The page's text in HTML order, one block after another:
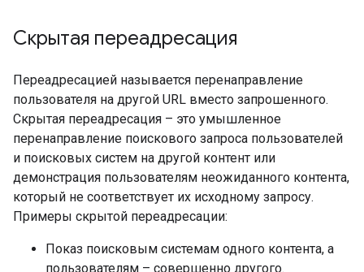
Скрытая переадресация
Переадресацией называется перенаправление
пользователя на другой URL вместо запрошенного.
Скрытая переадресация – это умышленное
перенаправление поискового запроса пользователей
и поисковых систем на другой контент или
демонстрация пользователям неожиданного контента,
который не соответствует их исходному запросу.
Примеры скрытой переадресации:
Показ поисковым системам одного контента, а
пользователям – совершенно другого.